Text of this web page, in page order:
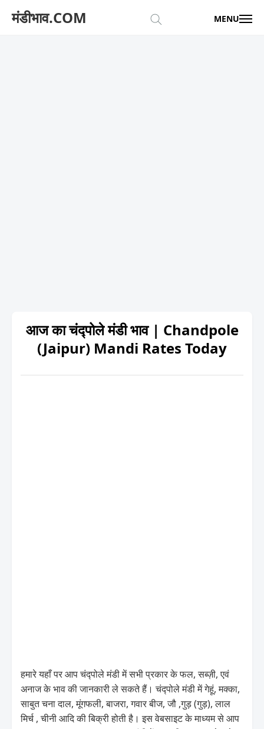
मंडीभाव.COM MENU
आज का चंद्पोले मंडी भाव | Chandpole
(Jaipur) Mandi Rates Today
हमारे यहाँ पर आप चंद्पोले मंडी में सभी प्रकार के फल, सब्ज़ी, एवं
अनाज के भाव की जानकारी ले सकते हैं। चंद्पोले मंडी में गेहूं, मक्का,
साबुत चना दाल, मूंगफली, बाजरा, गवार बीज, जौ ,गुड़ (गुड़), लाल
मिर्च , चीनी आदि की बिक्री होती है। इस वेबसाइट के माध्यम से आप